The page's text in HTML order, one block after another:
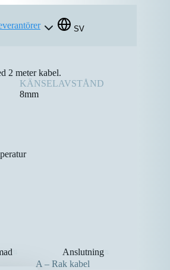
SV
2 meter kabel.
KÄNSELAVSTÅND
8mm
Anslutning
A – Rak kabel